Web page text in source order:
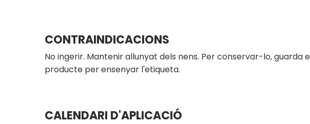
CONTRAINDICACIONS
No ingerir. Mantenir allunyat dels nens. Per conservar-lo,
producte per ensenyar l'etiqueta.
CALENDARI D'APLICACIÓ